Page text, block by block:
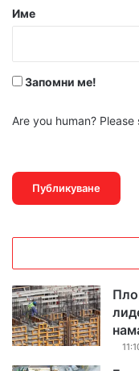
р
Име
Запомни ме!
Are you human? Please